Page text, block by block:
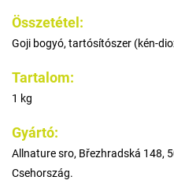
Összetétel:
Goji bogyó, tartósítószer (kén-
Tartalom:
1 kg
Gyártó:
Allnature sro, Březhradská 148,
Csehország.